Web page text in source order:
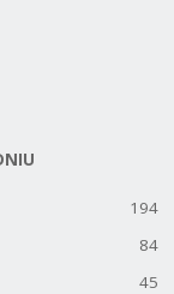
194
84
45